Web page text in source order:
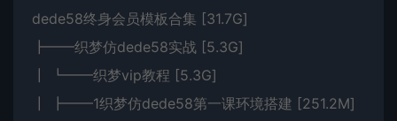
dede58终身会员模板合集 [31.7G]
┣━━织梦仿dede58实战 [5.3G]
┃ ┗━━织梦vip教程 [5.3G]
┃ ┣━━1织梦仿dede58第一课环境搭建 [251.2M]